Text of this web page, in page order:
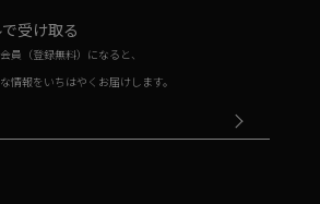
受け取る
員（登録無料）になると、
情報をいちはやくお届けします。